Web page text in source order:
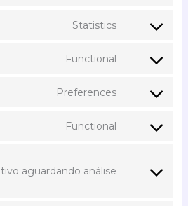
Statistics
Functional
Preferences
Functional
aguardando análise